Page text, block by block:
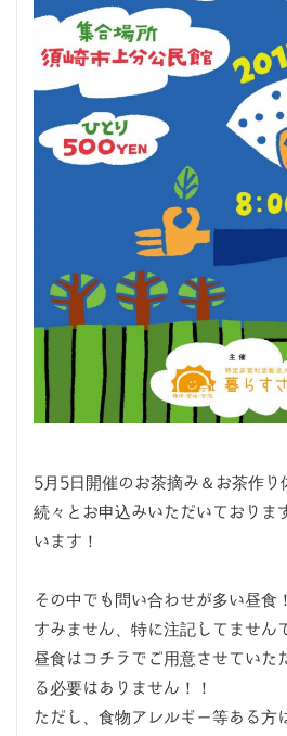
5月5日開催のお茶摘み＆お茶作り
続々とお申込みいただいておりま
います！
その中でも問い合わせが多い昼食
すみません、特に注記してません
昼食はコチラでご用意させていた
る必要はありません！！
ただし、食物アレルギー等ある方